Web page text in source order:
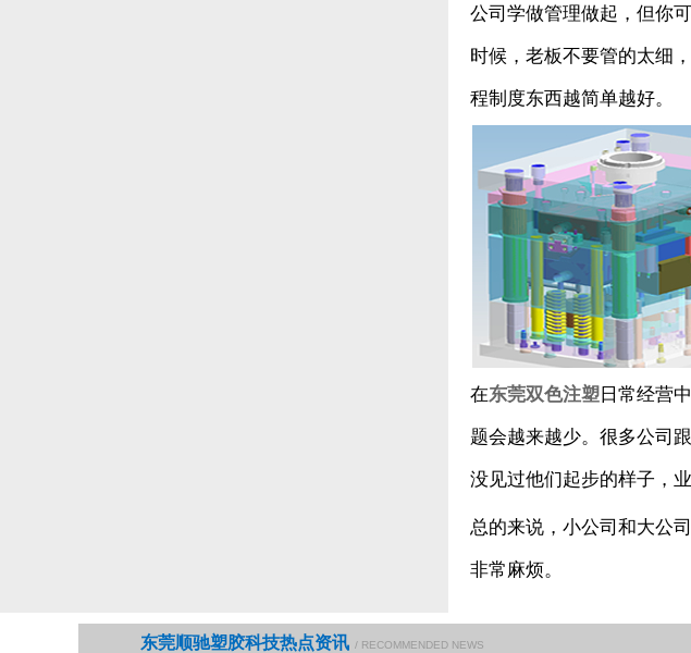
公司学做管理做起，但你
时候，老板不要管的太细
程制度东西越简单越好。
在东莞双色注塑 日常经营
题会越来越少。很多公司
没见过他们起步的样子，
总的来说，小公司和大公
非常麻烦。
东莞顺驰塑胶科技热点资讯 / RECOMMENDED NEWS